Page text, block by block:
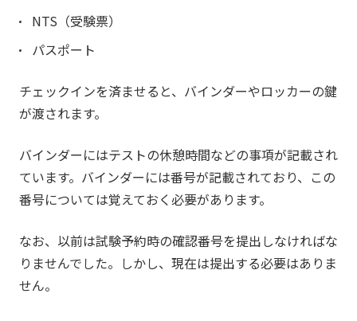
NTS（受験票）
パスポート
チェックインを済ませると、バインダーやロッカーの鍵
が渡されます。
バインダーにはテストの休憩時間などの事項が記載され
ています。バインダーには番号が記載されており、この
番号については覚えておく必要があります。
なお、以前は試験予約時の確認番号を提出しなければな
りませんでした。しかし、現在は提出する必要はありま
せん。